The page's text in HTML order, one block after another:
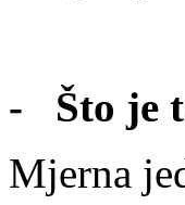
- Što je
Mjerna